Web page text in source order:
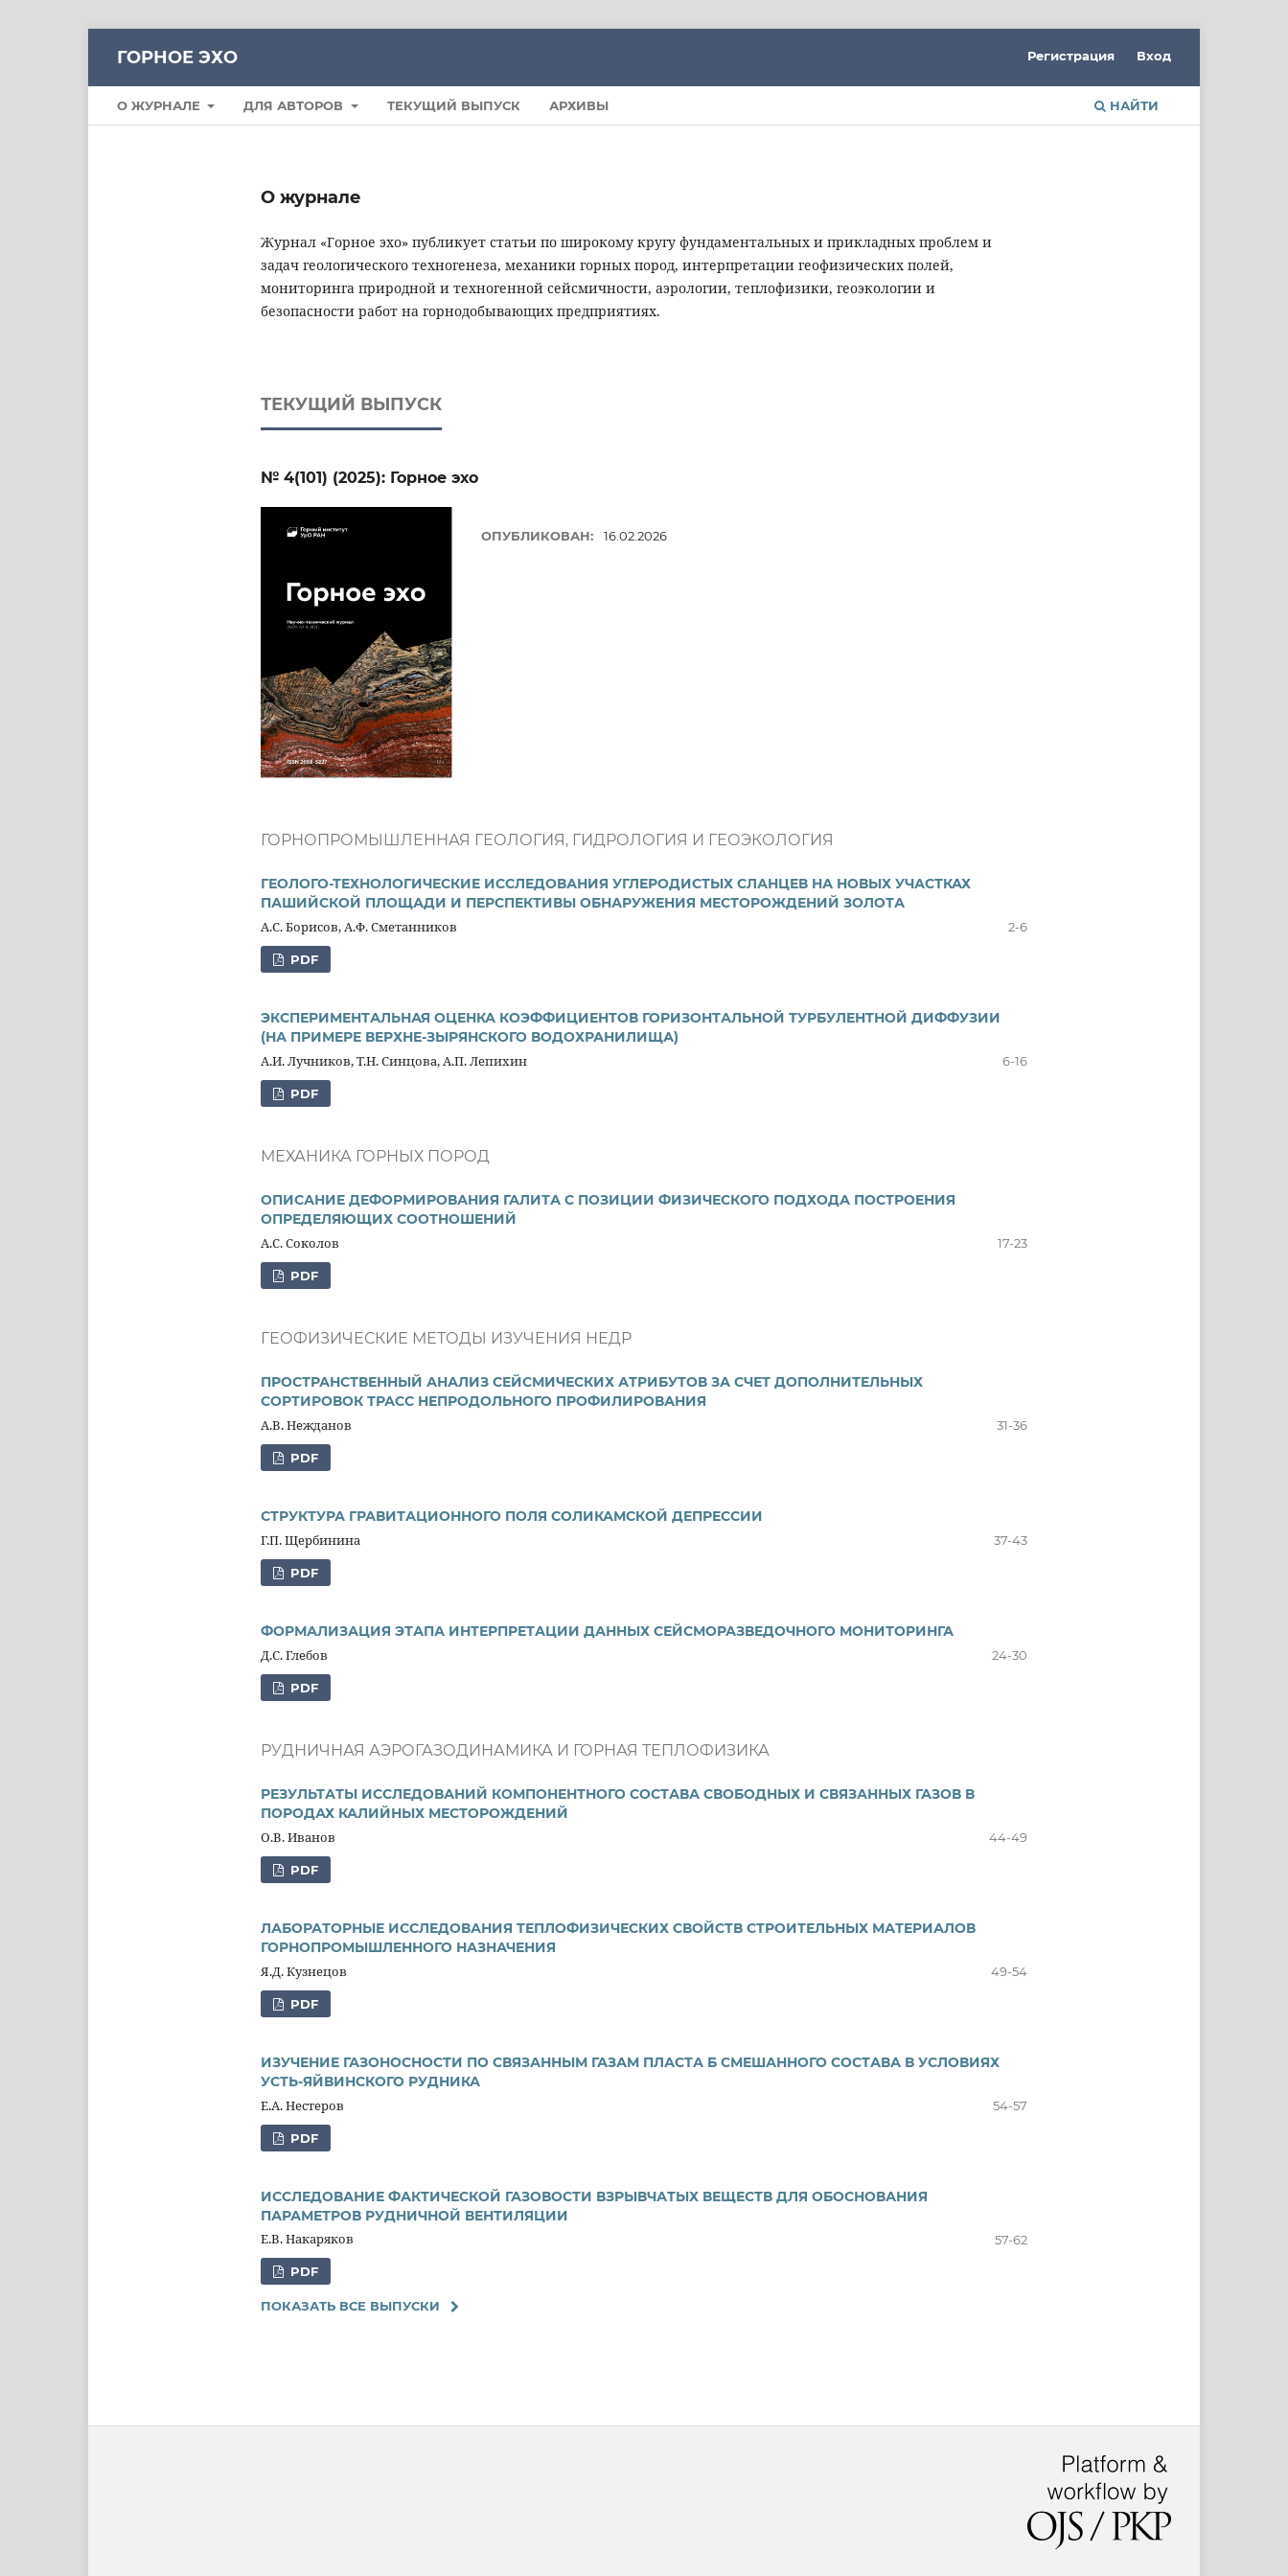
ГОРНОЕ ЭХО
О ЖУРНАЛЕ ДЛЯ АВТОРОВ ТЕКУЩИЙ ВЫПУСК АРХИВЫ НАЙТИ
Регистрация Вход
О журнале
Журнал «Горное эхо» публикует статьи по широкому кругу фундаментальных и прикладных проблем и
задач геологического техногенеза, механики горных пород, интерпретации геофизических полей,
мониторинга природной и техногенной сейсмичности, аэрологии, теплофизики, геоэкологии и
безопасности работ на горнодобывающих предприятиях.
ТЕКУЩИЙ ВЫПУСК
№ 4(101) (2025): Горное эхо
ОПУБЛИКОВАН: 16.02.2026
ГОРНОПРОМЫШЛЕННАЯ ГЕОЛОГИЯ, ГИДРОЛОГИЯ И ГЕОЭКОЛОГИЯ
ГЕОЛОГО-ТЕХНОЛОГИЧЕСКИЕ ИССЛЕДОВАНИЯ УГЛЕРОДИСТЫХ СЛАНЦЕВ НА НОВЫХ УЧАСТКАХ
ПАШИЙСКОЙ ПЛОЩАДИ И ПЕРСПЕКТИВЫ ОБНАРУЖЕНИЯ МЕСТОРОЖДЕНИЙ ЗОЛОТА
А.С. Борисов, А.Ф. Сметанников
2-6
PDF
ЭКСПЕРИМЕНТАЛЬНАЯ ОЦЕНКА КОЭФФИЦИЕНТОВ ГОРИЗОНТАЛЬНОЙ ТУРБУЛЕНТНОЙ ДИФФУЗИИ
(НА ПРИМЕРЕ ВЕРХНЕ-ЗЫРЯНСКОГО ВОДОХРАНИЛИЩА)
А.И. Лучников, Т.Н. Синцова, А.П. Лепихин
6-16
PDF
МЕХАНИКА ГОРНЫХ ПОРОД
ОПИСАНИЕ ДЕФОРМИРОВАНИЯ ГАЛИТА С ПОЗИЦИИ ФИЗИЧЕСКОГО ПОДХОДА ПОСТРОЕНИЯ
ОПРЕДЕЛЯЮЩИХ СООТНОШЕНИЙ
А.С. Соколов
17-23
PDF
ГЕОФИЗИЧЕСКИЕ МЕТОДЫ ИЗУЧЕНИЯ НЕДР
ПРОСТРАНСТВЕННЫЙ АНАЛИЗ СЕЙСМИЧЕСКИХ АТРИБУТОВ ЗА СЧЕТ ДОПОЛНИТЕЛЬНЫХ
СОРТИРОВОК ТРАСС НЕПРОДОЛЬНОГО ПРОФИЛИРОВАНИЯ
А.В. Нежданов
31-36
PDF
СТРУКТУРА ГРАВИТАЦИОННОГО ПОЛЯ СОЛИКАМСКОЙ ДЕПРЕССИИ
Г.П. Щербинина
37-43
PDF
ФОРМАЛИЗАЦИЯ ЭТАПА ИНТЕРПРЕТАЦИИ ДАННЫХ СЕЙСМОРАЗВЕДОЧНОГО МОНИТОРИНГА
Д.С. Глебов
24-30
PDF
РУДНИЧНАЯ АЭРОГАЗОДИНАМИКА И ГОРНАЯ ТЕПЛОФИЗИКА
РЕЗУЛЬТАТЫ ИССЛЕДОВАНИЙ КОМПОНЕНТНОГО СОСТАВА СВОБОДНЫХ И СВЯЗАННЫХ ГАЗОВ В
ПОРОДАХ КАЛИЙНЫХ МЕСТОРОЖДЕНИЙ
О.В. Иванов
44-49
PDF
ЛАБОРАТОРНЫЕ ИССЛЕДОВАНИЯ ТЕПЛОФИЗИЧЕСКИХ СВОЙСТВ СТРОИТЕЛЬНЫХ МАТЕРИАЛОВ
ГОРНОПРОМЫШЛЕННОГО НАЗНАЧЕНИЯ
Я.Д. Кузнецов
49-54
PDF
ИЗУЧЕНИЕ ГАЗОНОСНОСТИ ПО СВЯЗАННЫМ ГАЗАМ ПЛАСТА Б СМЕШАННОГО СОСТАВА В УСЛОВИЯХ
УСТЬ-ЯЙВИНСКОГО РУДНИКА
Е.А. Нестеров
54-57
PDF
ИССЛЕДОВАНИЕ ФАКТИЧЕСКОЙ ГАЗОВОСТИ ВЗРЫВЧАТЫХ ВЕЩЕСТВ ДЛЯ ОБОСНОВАНИЯ
ПАРАМЕТРОВ РУДНИЧНОЙ ВЕНТИЛЯЦИИ
Е.В. Накаряков
57-62
PDF
ПОКАЗАТЬ ВСЕ ВЫПУСКИ